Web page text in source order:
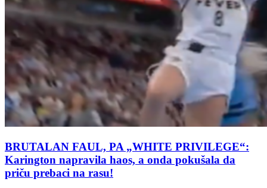
BRUTALAN FAUL, PA „WHITE PRIVILEGE“:
Karington napravila haos, a onda pokušala da
priču prebaci na rasu!